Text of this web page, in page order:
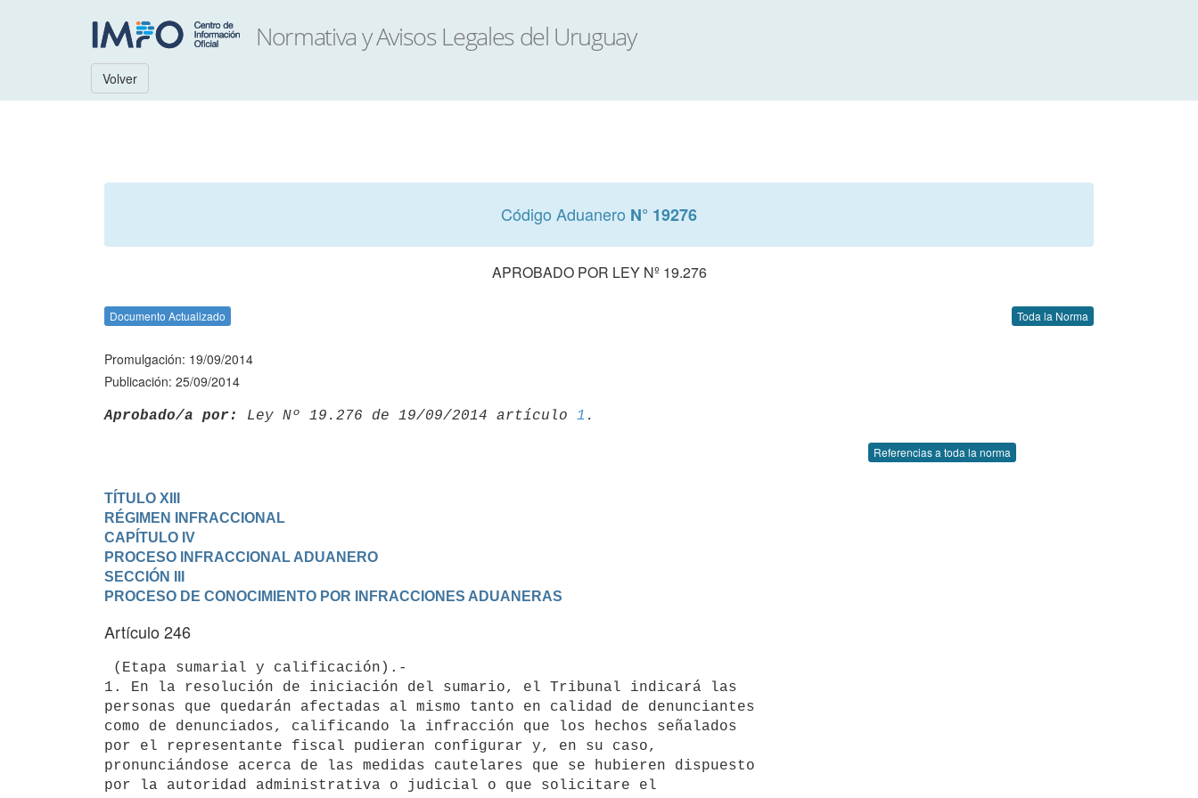
Volver
Código Aduanero N° 19276
APROBADO POR LEY Nº 19.276
Documento Actualizado Toda la Norma
Promulgación: 19/09/2014
Publicación: 25/09/2014
Aprobado/a por: Ley Nº 19.276 de 19/09/2014 artículo 1
Referencias a toda la norma
TÍTULO XIII
RÉGIMEN INFRACCIONAL
CAPÍTULO IV
PROCESO INFRACCIONAL ADUANERO
SECCIÓN III
PROCESO DE CONOCIMIENTO POR INFRACCIONES ADUANERAS
Artículo 246
1. En la resolución de iniciación del sumario, el Tribunal indicará las
personas que quedarán afectadas al mismo tanto en calidad de denunciantes
como de denunciados, calificando la infracción que los hechos señalados
por el representante fiscal pudieran configurar y, en su caso,
pronunciándose acerca de las medidas cautelares que se hubieren dispuesto
por la autoridad administrativa o judicial o que solicitare el